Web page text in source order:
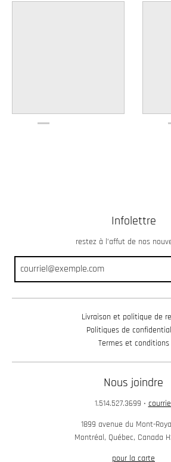
Infolettre
restez à l’affut de nos
Livraison et politique de
Politiques de
Termes et conditions
Nous joindre
1.514.527.3699 •
1899 avenue du Mont-
Montréal, Québec, Canada
pour la carte